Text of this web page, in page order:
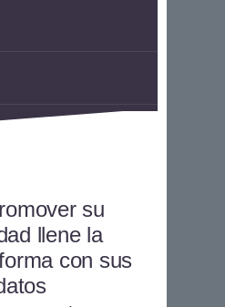
su
llene la
con sus